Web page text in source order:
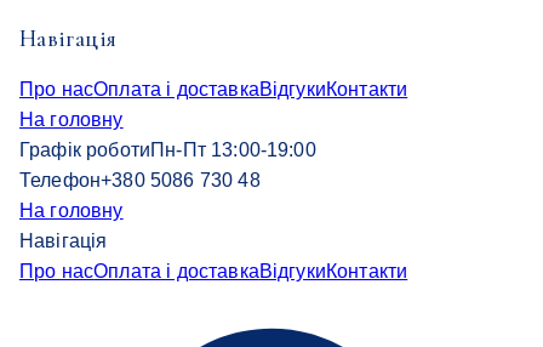
Навігація
Про насОплата і доставкаВідгукиКонтакти
На головну
Графік роботи Пн-Пт 13:00-19:00
Телефон+380 5086 730 48
На головну
Навігація
Про насОплата і доставкаВідгукиКонтакти